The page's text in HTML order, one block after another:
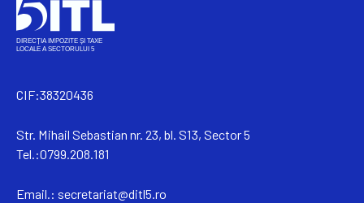
CIF:38320436
Str. Mihail Sebastian nr. 23, bl. S13, Sector 5
Tel.:0799.208.181
Email.: secretariat@ditl5.ro